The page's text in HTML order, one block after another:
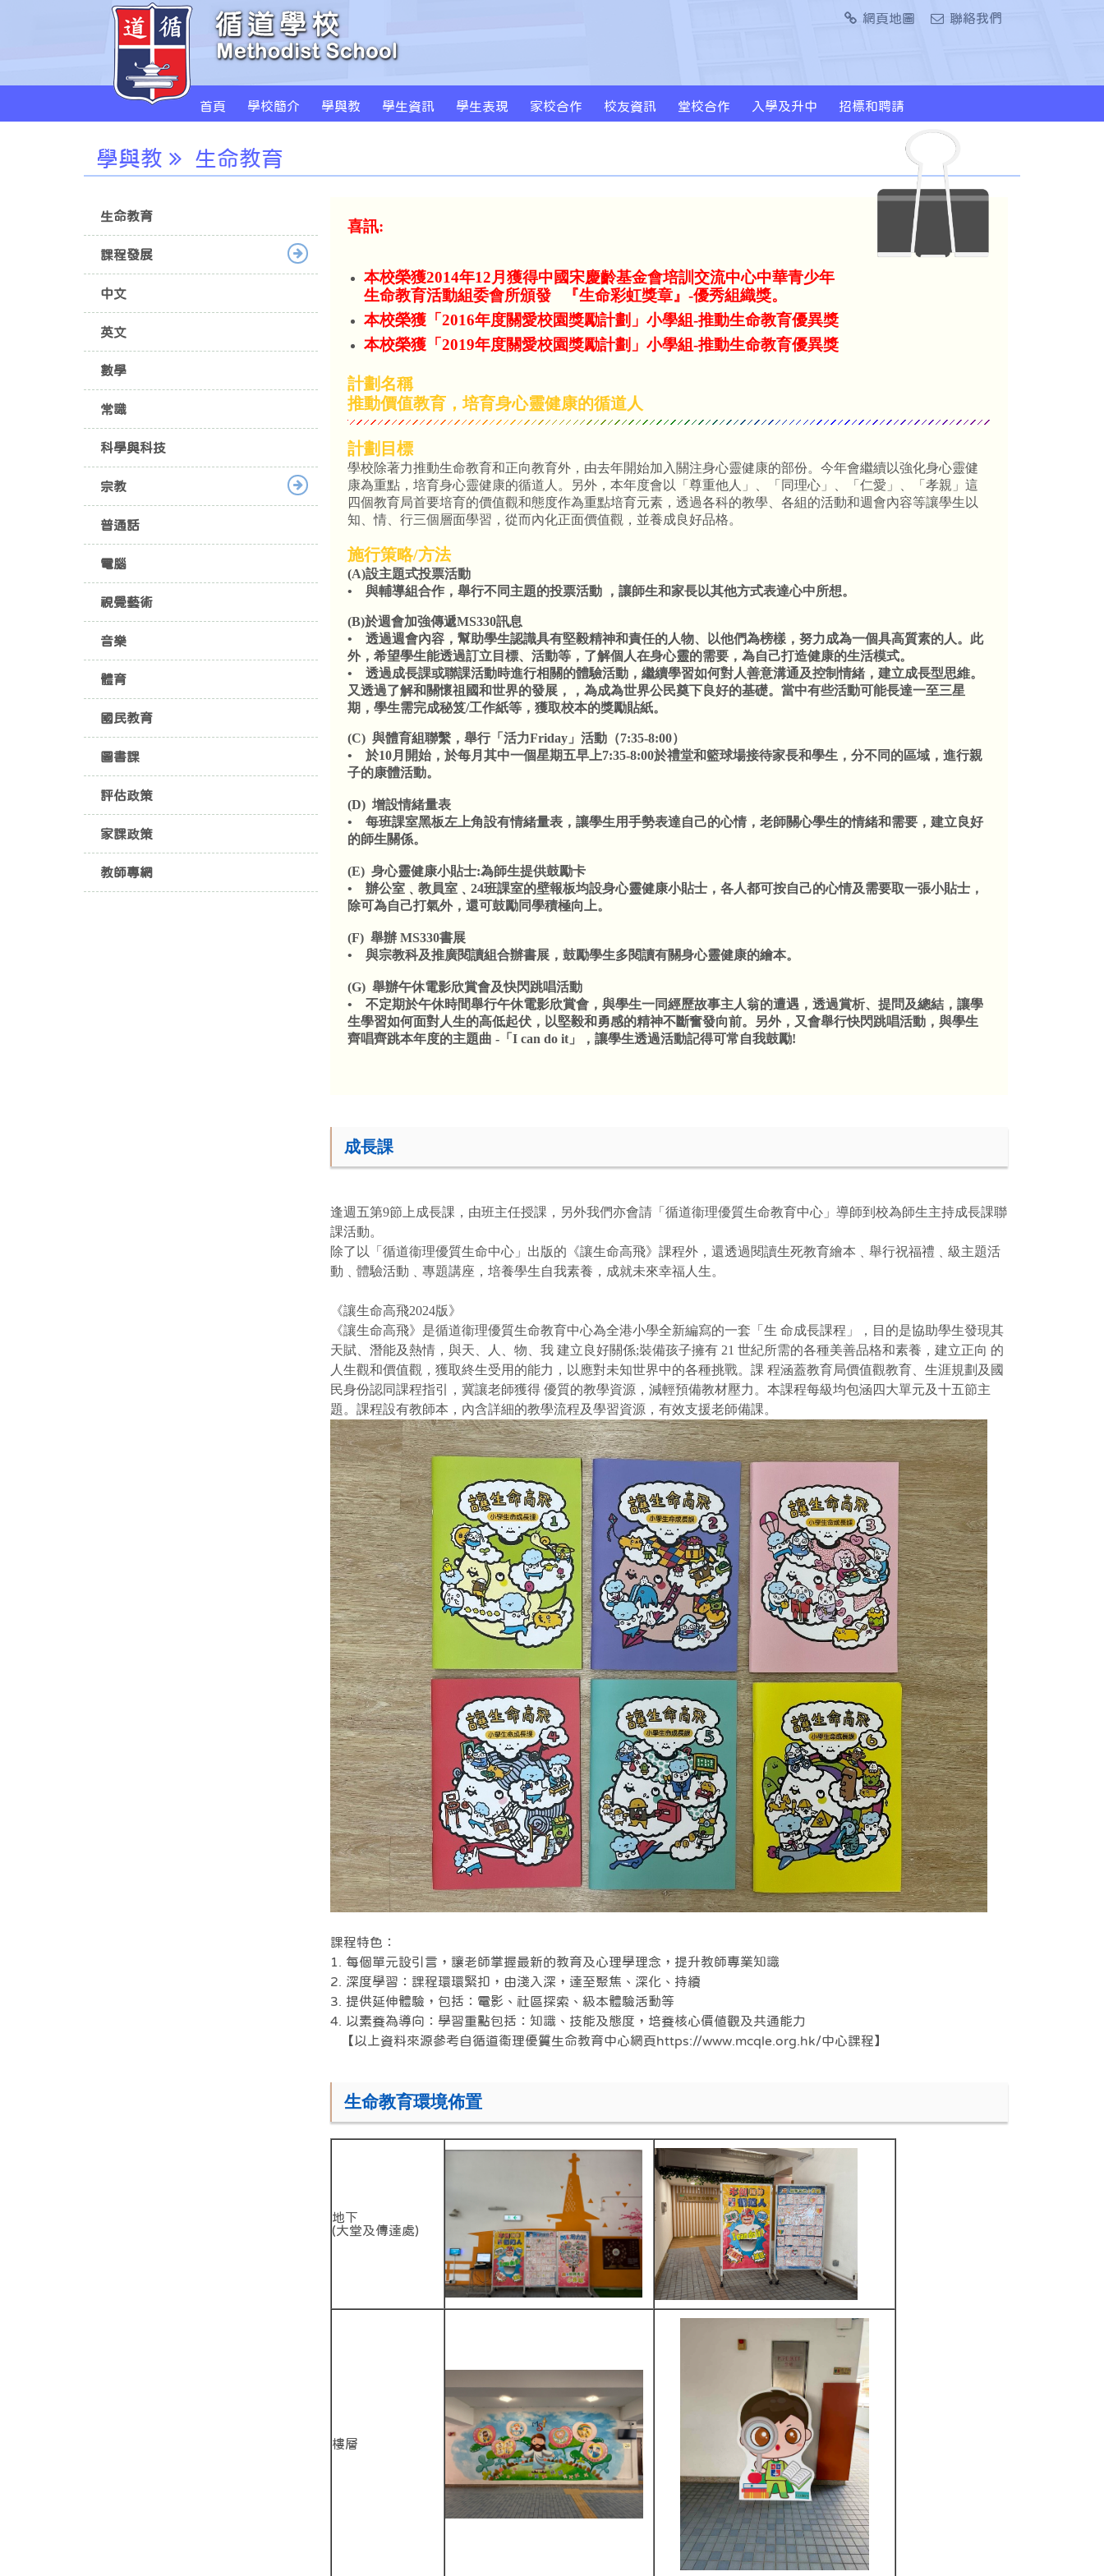
網頁地圖 聯絡我們
首頁 學校簡介 學與教 學生資訊 學生表現 家校合作 校友資訊 堂校合作 入學及升中 招標和聘請
學與教 生命教育
生命教育
課程發展
中文
英文
數學
常識
科學與科技
宗教
普通話
電腦
視覺藝術
音樂
體育
國民教育
圖書課
評估政策
家課政策
教師專網
喜訊:
本校榮獲2014年12月獲得中國宋慶齡基金會培訓交流中心中華青少年
生命教育活動組委會所頒發 『生命彩虹獎章』-優秀組織獎。
本校榮獲「2016年度關愛校園獎勵計劃」小學組-推動生命教育優異獎
本校榮獲「2019年度關愛校園獎勵計劃」小學組-推動生命教育優異獎
計劃名稱
推動價值教育，培育身心靈健康的循道人
計劃目標
學校除著力推動生命教育和正向教育外，由去年開始加入關注身心靈健康的部份。今年會繼續以強化身心靈健
康為重點，培育身心靈健康的循道人。另外，本年度會以「尊重他人」、「同理心」、「仁愛」、「孝親」這
四個教育局首要培育的價值觀和態度作為重點培育元素，透過各科的教學、各組的活動和週會內容等讓學生以
知、情、行三個層面學習，從而內化正面價值觀，並養成良好品格。
施行策略/方法
(A)設主題式投票活動
• 與輔導組合作，舉行不同主題的投票活動 ，讓師生和家長以其他方式表達心中所想。
(B)於週會加強傳遞MS330訊息
• 透過週會內容，幫助學生認識具有堅毅精神和責任的人物、以他們為榜樣，努力成為一個具高質素的人。此
外，希望學生能透過訂立目標、活動等，了解個人在身心靈的需要，為自己打造健康的生活模式。
• 透過成長課或聯課活動時進行相關的體驗活動，繼續學習如何對人善意溝通及控制情緒，建立成長型思維。
又透過了解和關懷祖國和世界的發展，，為成為世界公民奠下良好的基礎。當中有些活動可能長達一至三星
期，學生需完成秘笈/工作紙等，獲取校本的獎勵貼紙。
(C) 與體育組聯繫，舉行「活力Friday」活動（7:35-8:00）
• 於10月開始，於每月其中一個星期五早上7:35-8:00於禮堂和籃球場接待家長和學生，分不同的區域，進行親
子的康體活動。
(D) 增設情緒量表
• 每班課室黑板左上角設有情緒量表，讓學生用手勢表達自己的心情，老師關心學生的情緒和需要，建立良好
的師生關係。
(E) 身心靈健康小貼士:為師生提供鼓勵卡
• 辦公室﹑教員室﹑24班課室的壁報板均設身心靈健康小貼士，各人都可按自己的心情及需要取一張小貼士，
除可為自己打氣外，還可鼓勵同學積極向上。
(F) 舉辦 MS330書展
• 與宗教科及推廣閱讀組合辦書展，鼓勵學生多閱讀有關身心靈健康的繪本。
(G) 舉辦午休電影欣賞會及快閃跳唱活動
• 不定期於午休時間舉行午休電影欣賞會，與學生一同經歷故事主人翁的遭遇，透過賞析、提問及總結，讓學
生學習如何面對人生的高低起伏，以堅毅和勇感的精神不斷奮發向前。另外，又會舉行快閃跳唱活動，與學生
齊唱齊跳本年度的主題曲 -「I can do it」，讓學生透過活動記得可常自我鼓勵!
成長課
逢週五第9節上成長課，由班主任授課，另外我們亦會請「循道衞理優質生命教育中心」導師到校為師生主持成長課聯
課活動。
除了以「循道衞理優質生命中心」出版的《讓生命高飛》課程外，還透過閱讀生死教育繪本﹑舉行祝福禮﹑級主題活
動﹑體驗活動﹑專題講座，培養學生自我素養，成就未來幸福人生。
《讓生命高飛2024版》
《讓生命高飛》是循道衞理優質生命教育中心為全港小學全新編寫的一套「生 命成長課程」，目的是協助學生發現其
天賦、潛能及熱情，與天、人、物、我 建立良好關係;裝備孩子擁有 21 世紀所需的各種美善品格和素養，建立正向 的
人生觀和價值觀，獲取終生受用的能力，以應對未知世界中的各種挑戰。課 程涵蓋教育局價值觀教育、生涯規劃及國
民身份認同課程指引，冀讓老師獲得 優質的教學資源，減輕預備教材壓力。本課程每級均包涵四大單元及十五節主
題。課程設有教師本，內含詳細的教學流程及學習資源，有效支援老師備課。
課程特色：
1. 每個單元設引言，讓老師掌握最新的教育及心理學理念，提升教師專業知識
2. 深度學習：課程環環緊扣，由淺入深，達至聚焦、深化、持續
3. 提供延伸體驗，包括：電影、社區探索、級本體驗活動等
4. 以素養為導向：學習重點包括：知識、技能及態度，培養核心價值觀及共通能力
【以上資料來源參考自循道衞理優質生命教育中心網頁https://www.mcqle.org.hk/中心課程】
生命教育環境佈置
地下
(大堂及傳達處)
樓層